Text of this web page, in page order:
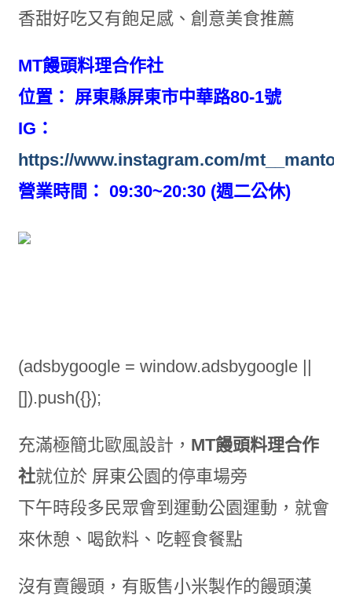
香甜好吃又有飽足感、創意美食推薦
MT饅頭料理合作社
位置： 屏東縣屏東市中華路80-1號
IG：
https://www.instagram.com/mt__mantou/
營業時間： 09:30~20:30 (週二公休)
(adsbygoogle = window.adsbygoogle ||
[]).push({});
充滿極簡北歐風設計， MT饅頭料理合作
社就位於 屏東公園的停車場旁
下午時段多民眾會到運動公園運動，就會
來休憩、喝飲料、吃輕食餐點
沒有賣饅頭，有販售小米製作的饅頭漢